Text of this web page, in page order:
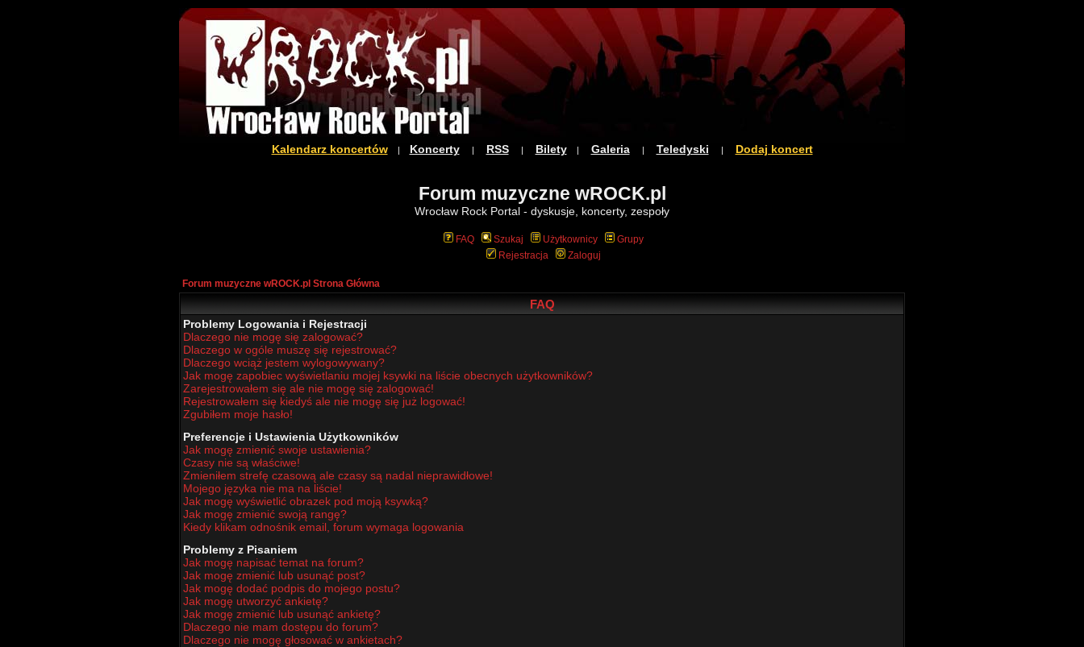
Kalendarz koncertów| Koncerty| RSS| Bilety| Galeria| Teledyski | Dodaj koncert
Forum muzyczne wROCK.pl
Wrocław Rock Portal - dyskusje, koncerty, zespoły
FAQ Szukaj Użytkownicy
Grupy
Rejestracja
Zaloguj
Forum muzyczne wROCK.pl Strona Główna
FAQ
Problemy Logowania i Rejestracji
Dlaczego nie mogę się zalogować?
Dlaczego w ogóle muszę się rejestrować?
Dlaczego wciąż jestem wylogowywany?
Jak mogę zapobiec wyświetlaniu mojej ksywki na liście obecnych użytkowników?
Zarejestrowałem się ale nie mogę się zalogować!
Rejestrowałem się kiedyś ale nie mogę się już logować!
Zgubiłem moje hasło!
Preferencje i Ustawienia Użytkowników
Jak mogę zmienić swoje ustawienia?
Czasy nie są właściwe!
Zmieniłem strefę czasową ale czasy są nadal nieprawidłowe!
Mojego języka nie ma na liście!
Jak mogę wyświetlić obrazek pod moją ksywką?
Jak mogę zmienić swoją rangę?
Kiedy klikam odnośnik email, forum wymaga logowania
Problemy z Pisaniem
Jak mogę napisać temat na forum?
Jak mogę zmienić lub usunąć post?
Jak mogę dodać podpis do mojego postu?
Jak mogę utworzyć ankietę?
Jak mogę zmienić lub usunąć ankietę?
Dlaczego nie mam dostępu do forum?
Dlaczego nie mogę głosować w ankietach?